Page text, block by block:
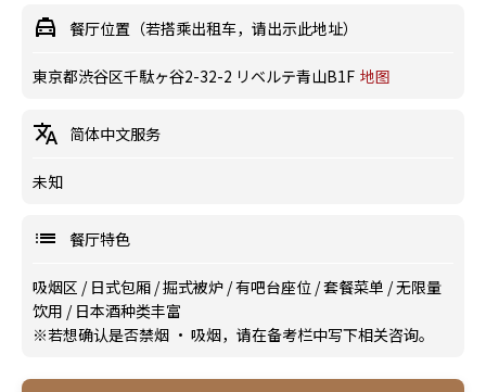
餐厅位置（若搭乘出租车，请出示此地址）
東京都渋谷区千駄ヶ谷2-32-2 リベルテ青山B1F 地图
简体中文服务
未知
餐厅特色
吸烟区 / 日式包厢 /掘式被炉 /有吧台座位 /套餐菜单 /无限量
饮用 / 日本酒种类丰富
※若想确认是否禁烟 · 吸烟，请在备考栏中写下相关咨询。